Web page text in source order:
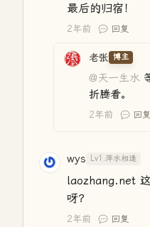
最后的归宿！
2年前 回复
老张 博主
@天一生水
折腾看。
2年前 回复
wys Lv1.萍水相逢
laozhang.net
呀？
2年前 回复